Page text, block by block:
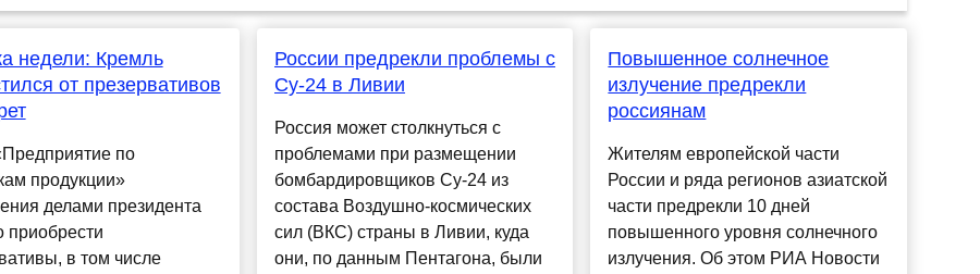
недели: Кремль
от презервативов
по
продукции»
делами президента
приобрести
в том числе
России предрекли проблемы с
Су-24 в Ливии
Россия может столкнуться с
проблемами при размещении
бомбардировщиков Су-24 из
состава Воздушно-космических
сил (ВКС) страны в Ливии, куда
они, по данным Пентагона, были
Повышенное солнечное
излучение предрекли
россиянам
Жителям европейской части
России и ряда регионов азиатской
части предрекли 10 дней
повышенного уровня солнечного
излучения. Об этом РИА Новости